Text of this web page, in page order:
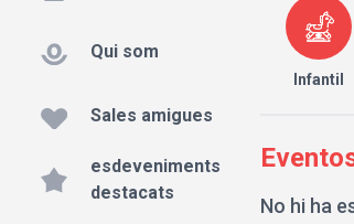
Qui som
Sales amigues
esdeveniments
destacats
Infantil
No hi ha